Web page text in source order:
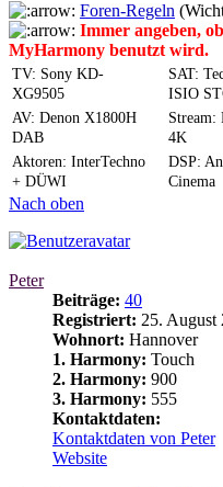
Foren-Regeln
Immer angeben,
MyHarmony benutzt wird.
TV: Sony KD-
XG9505
SAT:
ISIO
AV: Denon X1800H
DAB
4K
Aktoren: InterTechno
+ DÜWI
DSP:
Cinema
Nach oben
Peter
Beiträge: 40
Registriert: 25. August
Wohnort: Hannover
1. Harmony: Touch
2. Harmony: 900
3. Harmony: 555
Kontaktdaten:
Kontaktdaten von Peter
Website